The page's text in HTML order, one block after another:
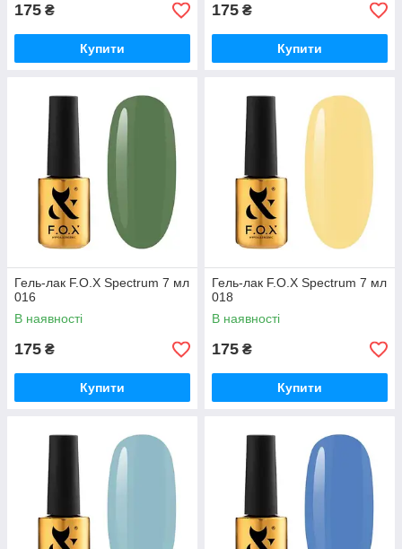
175 ₴
Купити
175 ₴
Купити
Гель-лак F.O.X Spectrum 7 мл
016
В наявності
175 ₴
Купити
Гель-лак F.O.X Spectrum 7 мл
018
В наявності
175 ₴
Купити